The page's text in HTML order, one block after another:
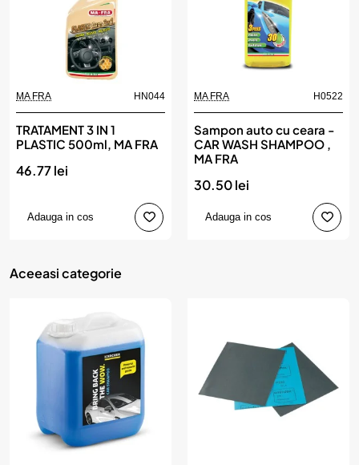
MA FRA HN044
TRATAMENT 3 IN 1
PLASTIC 500ml, MA FRA
46.77 lei
Adauga in cos
MA FRA H0522
Sampon auto cu ceara -
CAR WASH SHAMPOO ,
MA FRA
30.50 lei
Adauga in cos
Aceeasi categorie